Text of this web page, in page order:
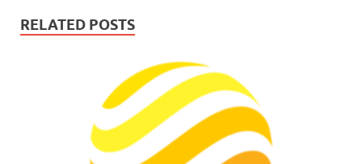
RELATED POSTS